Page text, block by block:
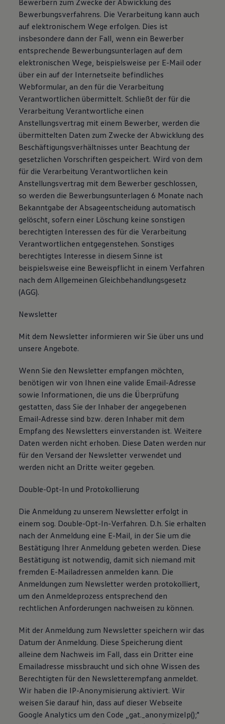
Bewerbern zum Zwecke der Abwicklung des
Bewerbungsverfahrens. Die Verarbeitung kann auch
auf elektronischem Wege erfolgen. Dies ist
insbesondere dann der Fall, wenn ein Bewerber
entsprechende Bewerbungsunterlagen auf dem
elektronischen Wege, beispielsweise per E-Mail oder
über ein auf der Internetseite befindliches
Webformular, an den für die Verarbeitung
Verantwortlichen übermittelt. Schließt der für die
Verarbeitung Verantwortliche einen
Anstellungsvertrag mit einem Bewerber, werden die
übermittelten Daten zum Zwecke der Abwicklung des
Beschäftigungsverhältnisses unter Beachtung der
gesetzlichen Vorschriften gespeichert. Wird von dem
für die Verarbeitung Verantwortlichen kein
Anstellungsvertrag mit dem Bewerber geschlossen,
so werden die Bewerbungsunterlagen 6 Monate nach
Bekanntgabe der Absageentscheidung automatisch
gelöscht, sofern einer Löschung keine sonstigen
berechtigten Interessen des für die Verarbeitung
Verantwortlichen entgegenstehen. Sonstiges
berechtigtes Interesse in diesem Sinne ist
beispielsweise eine Beweispflicht in einem Verfahren
nach dem Allgemeinen Gleichbehandlungsgesetz
(AGG).
Newsletter
Mit dem Newsletter informieren wir Sie über uns und
unsere Angebote.
Wenn Sie den Newsletter empfangen möchten,
benötigen wir von Ihnen eine valide Email-Adresse
sowie Informationen, die uns die Überprüfung
gestatten, dass Sie der Inhaber der angegebenen
Email-Adresse sind bzw. deren Inhaber mit dem
Empfang des Newsletters einverstanden ist. Weitere
Daten werden nicht erhoben. Diese Daten werden nur
für den Versand der Newsletter verwendet und
werden nicht an Dritte weiter gegeben.
Double-Opt-In und Protokollierung
Die Anmeldung zu unserem Newsletter erfolgt in
einem sog. Double-Opt-In-Verfahren. D.h. Sie erhalten
nach der Anmeldung eine E-Mail, in der Sie um die
Bestätigung Ihrer Anmeldung gebeten werden. Diese
Bestätigung ist notwendig, damit sich niemand mit
fremden E-Mailadressen anmelden kann. Die
Anmeldungen zum Newsletter werden protokolliert,
um den Anmeldeprozess entsprechend den
rechtlichen Anforderungen nachweisen zu können.
Mit der Anmeldung zum Newsletter speichern wir das
Datum der Anmeldung. Diese Speicherung dient
alleine dem Nachweis im Fall, dass ein Dritter eine
Emailadresse missbraucht und sich ohne Wissen des
Berechtigten für den Newsletterempfang anmeldet.
Wir haben die IP-Anonymisierung aktiviert. Wir
weisen Sie darauf hin, dass auf dieser Webseite
Google Analytics um den Code „gat._anonymizeIp();"